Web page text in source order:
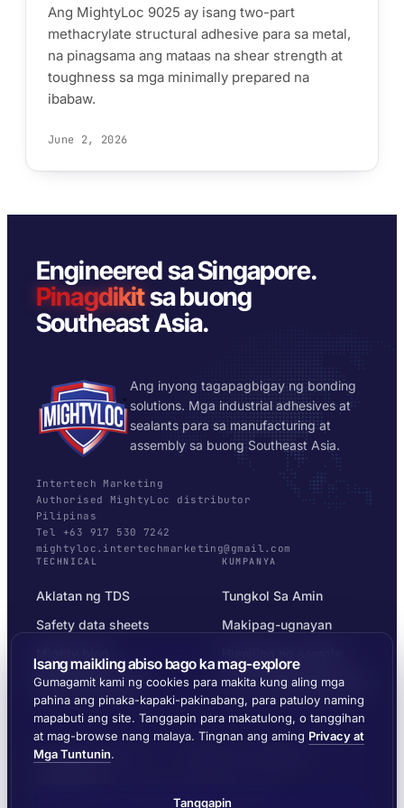
AFT 1200GF
Acrylic Foam Tape
AFT 2064WF
MAG-BROWSE PA →
Mga composite at
fibreglass
Ang MightyLoc 9025 ay isang two-part
methacrylate structural adhesive para sa metal,
na pinagsama ang mataas na shear strength at
toughness sa mga minimally prepared na
ibabaw.
June 2, 2026
Engineered sa Singapore.
Pinagdikitsa buong
Southeast Asia.
Ang inyong tagapagbigay ng bonding
solutions. Mga industrial adhesives at
sealants para sa manufacturing at
assembly sa buong Southeast Asia.
Intertech Marketing
Authorised MightyLoc distributor
Pilipinas
Tel +63 917 530 7242
mightyloc.intertechmarketing@gmail.com
TECHNICAL
Aklatan ng TDS
Safety data sheets
Substrate selector
KUMPANYA
Tungkol Sa Amin
Makipag-ugnayan
Privacy at Mga Tuntunin
© 2026 MIGHTYLOC™ · VITROCHEM TECHNOLOGY ·
Isang maikling abiso bago ka mag-explore
Gumagamit kami ng cookies para makita kung aling mga
pahina ang pinaka-kapaki-pakinabang, para patuloy naming
mapabuti ang site. Tanggapin para makatulong, o tanggihan
at mag-browse nang malaya. Tingnan ang aming Privacy at
Mga Tuntunin.
Tanggapin